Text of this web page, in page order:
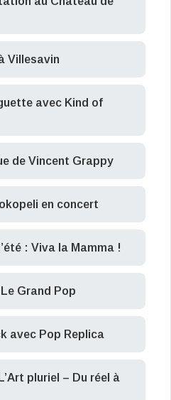
Villesavin
avec Kind of
de Vincent Grappy
en concert
: Viva la Mamma !
Grand Pop
avec Pop Replica
pluriel – Du réel à